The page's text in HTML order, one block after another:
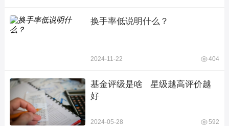
换手率低说明什么？
2024-11-22 404
基金评级是啥   星级越高评价越
好
2024-05-28 592